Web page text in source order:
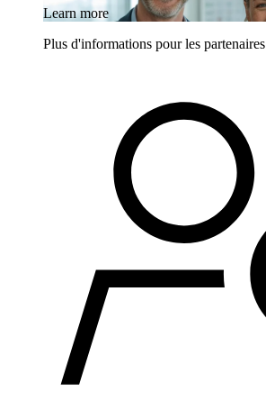
Learn more
Plus d'informations pour les partenaires